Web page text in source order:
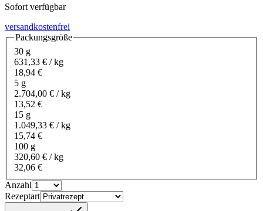
Sofort verfügbar
versandkostenfrei
Packungsgröße
30 g
631,33 € / kg
18,94 €
5 g
2.704,00 € / kg
13,52 €
15 g
1.049,33 € / kg
15,74 €
100 g
320,60 € / kg
32,06 €
Anzahl
Rezeptart